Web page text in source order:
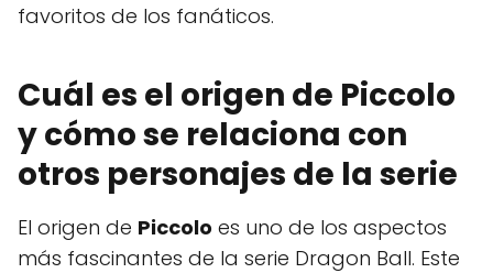
favoritos de los fanáticos.
Cuál es el origen de Piccolo
y cómo se relaciona con
otros personajes de la serie
El origen de Piccolo es uno de los aspectos
más fascinantes de la serie Dragon Ball. Este